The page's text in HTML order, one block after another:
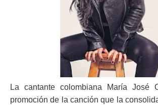
La cantante colombiana María José
promoción de la canción que la